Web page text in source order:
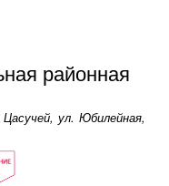
районная
ул. Юбилейная,